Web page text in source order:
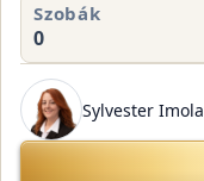
Szobák
0
Sylvester Imola